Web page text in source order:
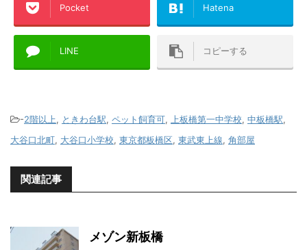
Pocket Hatena
LINE コピーする
-2階以上, ときわ台駅, ペット飼育可, 上板橋第一中学校, 中板橋駅,
大谷口北町, 大谷口小学校, 東京都板橋区, 東武東上線, 角部屋
関連記事
メゾン新板橋